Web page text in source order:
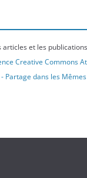
articles et les
Creative Commons
Partage dans les